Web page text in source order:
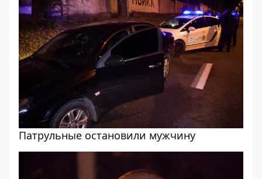
Патрульные остановили мужчину